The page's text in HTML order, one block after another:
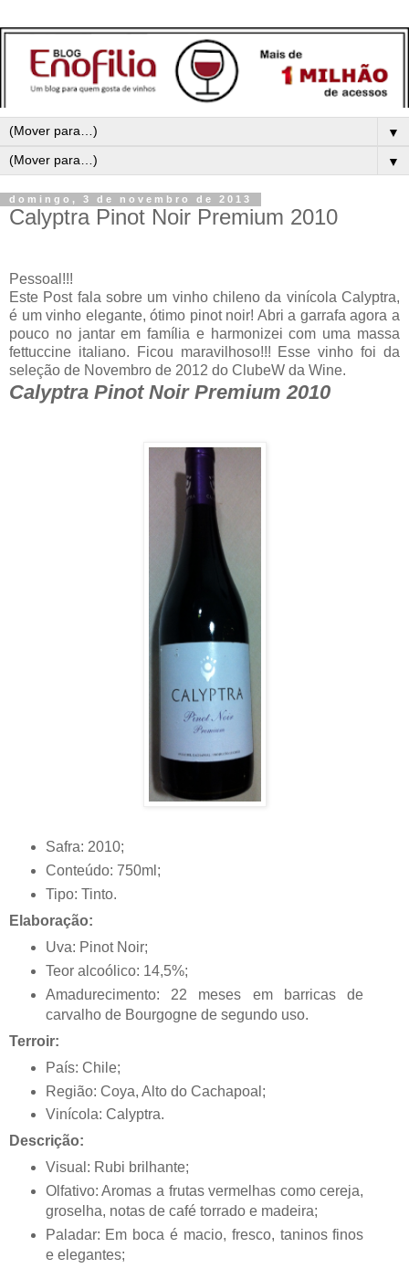
▼
▼
domingo, 3 de novembro de 2013
Calyptra Pinot Noir Premium 2010
Pessoal!!!
Este Post fala sobre um vinho chileno da vinícola Calyptra,
é um vinho elegante, ótimo pinot noir! Abri a garrafa agora a
pouco no jantar em família e harmonizei com uma massa
fettuccine italiano. Ficou maravilhoso!!! Esse vinho foi da
seleção de Novembro de 2012 do ClubeW da Wine.
Calyptra Pinot Noir Premium 2010
Safra: 2010;
Conteúdo: 750ml;
Tipo: Tinto.
Elaboração:
Uva: Pinot Noir;
Teor alcoólico: 14,5%;
Amadurecimento: 22 meses em barricas de
carvalho de Bourgogne de segundo uso.
Terroir:
País: Chile;
Região: Coya, Alto do Cachapoal;
Vinícola: Calyptra.
Descrição:
Visual: Rubi brilhante;
Olfativo: Aromas a frutas vermelhas como cereja,
groselha, notas de café torrado e madeira;
Paladar: Em boca é macio, fresco, taninos finos
e elegantes;